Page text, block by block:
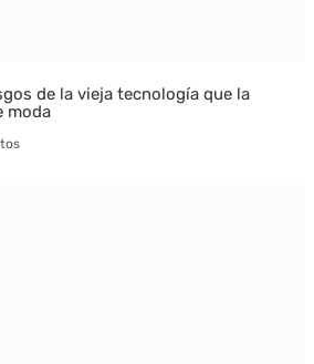
de la vieja tecnología que la
moda